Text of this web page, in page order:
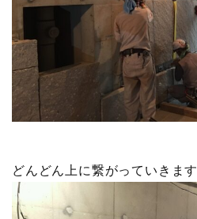
どんどん上に繋がっていきます